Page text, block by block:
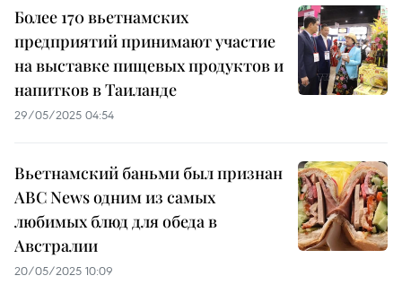
Более 170 вьетнамских
предприятий принимают участие
на выставке пищевых продуктов и
напитков в Таиланде
29/05/2025 04:54
Вьетнамский баньми был признан
ABC News одним из самых
любимых блюд для обеда в
Австралии
20/05/2025 10:09